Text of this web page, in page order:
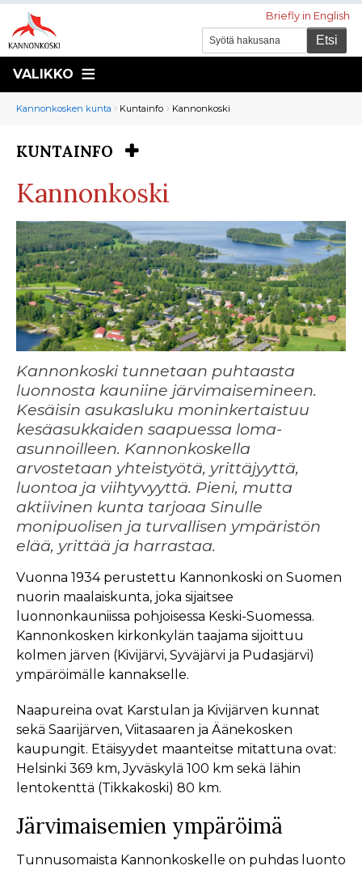
Briefly in English
VALIKKO
Murupolku
You
here:
Kannonkosken kunta Kuntainfo Kannonkoski
You
here:
KUNTAINFO
Kannonkoski
Kannonkoski tunnetaan puhtaasta
luonnosta kauniine järvimaisemineen.
Kesäisin asukasluku moninkertaistuu
kesäasukkaiden saapuessa loma-
asunnoilleen. Kannonkoskella
arvostetaan yhteistyötä, yrittäjyyttä,
luontoa ja viihtyvyyttä. Pieni, mutta
aktiivinen kunta tarjoaa Sinulle
monipuolisen ja turvallisen ympäristön
elää, yrittää ja harrastaa.
Vuonna 1934 perustettu Kannonkoski on Suomen
nuorin maalaiskunta, joka sijaitsee
luonnonkauniissa pohjoisessa Keski-Suomessa.
Kannonkosken kirkonkylän taajama sijoittuu
kolmen järven (Kivijärvi, Syväjärvi ja Pudasjärvi)
ympäröimälle kannakselle.
Naapureina ovat Karstulan ja Kivijärven kunnat
sekä Saarijärven, Viitasaaren ja Äänekosken
kaupungit. Etäisyydet maanteitse mitattuna ovat:
Helsinki 369 km, Jyväskylä 100 km sekä lähin
lentokenttä (Tikkakoski) 80 km.
Järvimaisemien ympäröimä
Tunnusomaista Kannonkoskelle on puhdas luonto